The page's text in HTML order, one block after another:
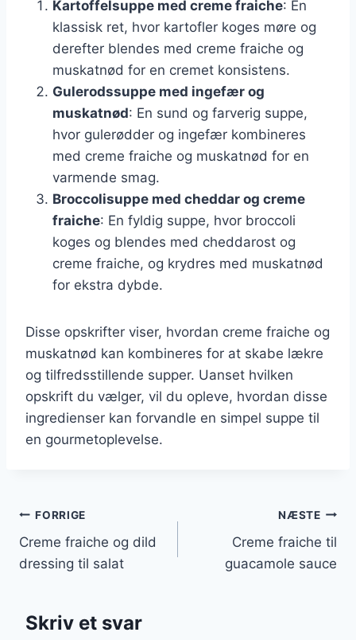
Kartoffelsuppe med creme fraiche: En
klassisk ret, hvor kartofler koges møre og
derefter blendes med creme fraiche og
muskatnød for en cremet konsistens.
Gulerodssuppe med ingefær og
muskatnød: En sund og farverig suppe,
hvor gulerødder og ingefær kombineres
med creme fraiche og muskatnød for en
varmende smag.
Broccolisuppe med cheddar og creme
fraiche: En fyldig suppe, hvor broccoli
koges og blendes med cheddarost og
creme fraiche, og krydres med muskatnød
for ekstra dybde.
Disse opskrifter viser, hvordan creme fraiche og
muskatnød kan kombineres for at skabe lækre
og tilfredsstillende supper. Uanset hvilken
opskrift du vælger, vil du opleve, hvordan disse
ingredienser kan forvandle en simpel suppe til
en gourmetoplevelse.
Indlægsnavigation
FORRIGE
Creme fraiche og dild
dressing til salat
NÆSTE
Creme fraiche til
guacamole sauce
Skriv et svar